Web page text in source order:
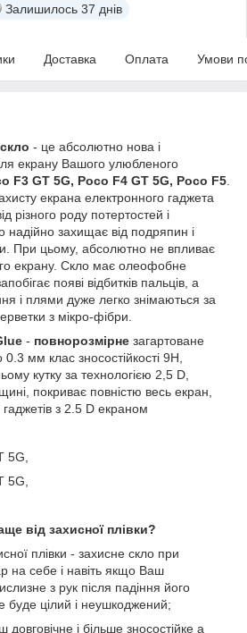
Залишилось 37 днів
Доставка Оплата Умови
- це абсолютно нова і
екрану Вашого улюбленого
F3 GT 5G, Poco F4 GT 5G, Poco F5
екрана електронного гаджета
різного роду потертостей і
надійно захищає від подряпин і
При цьому, абсолютно не впливає
екрану. Скло має олеофобне
появі відбитків пальців, а
і плями дуже легко знімаються за
з мікро-фібри.
- повнорозмірне загартоване
мм клас зносостійкості 9H,
кутку за технологією 2,5 D,
покриває повністю весь екран,
з 2.5 D екраном
5G,
5G,
від захисної плівки?
плівки - захисне скло при
на себе і навіть якщо Ваш
з рук після падіння його
буде цілий і неушкоджений;
довговічне і більше зносостійке а